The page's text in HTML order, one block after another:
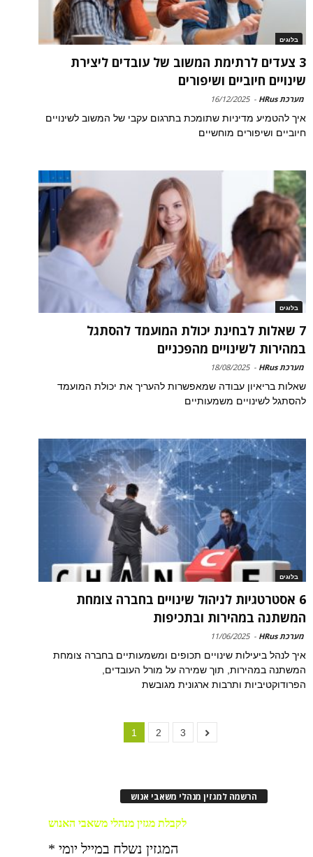
בלוגים
3 צעדים לרתימת המשוב של עובדים ליצירת
שינויים חיוביים ושיפורים
מערכת HRus -
16/12/2025
איך להטמיע מדיניות שתומכת בתרגום עקבי של המשוב לשינויים
חיוביים ושיפורים מוחשיים
בלוגים
7 שאלות לבחינת יכולת המועמד להסתגל
במהירות לשינויים מהפכניים
מערכת HRus -
18/08/2025
שאלות בריאיון עבודה שמאפשרות להעריך את יכולת המועמד
להסתגל לשינויים משמעותיים
בלוגים
6 אסטרטגיות לניהול שינויים בחברה צומחת
המשתנה במהירות ובתכיפות
מערכת HRus -
11/06/2025
איך לנהל ביעילות שינויים תכופים ומשמעותיים בחברה צומחת
המשתנה במהירות, תוך שמירה על מורל העובדים,
הפרודוקטיביות ותרבות ארגונית מגובשת
1 2 3
הרשמה למגזין מנהלי משאבי אנוש